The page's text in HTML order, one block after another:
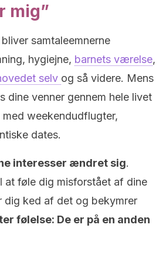
mig”
samtaleemnerne
hygiejne, barnets værelse,
selv og så videre. Mens
dine venner gennem hele livet
weekendudflugter,
dates.
interesser ændret sig.
at føle dig misforstået af dine
dig ked af det og bekymrer
følelse: De er på en anden